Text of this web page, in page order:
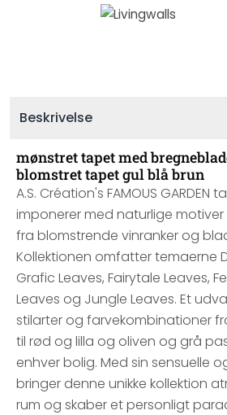
Beskrivelse
mønstret tapet med
blomstret tapet gul blå brun
A.S. Création's FAMOUS GARDEN
imponerer med naturlige
fra blomstrende vinranker og
Kollektionen omfatter temaerne
Grafic Leaves, Fairytale Leaves,
Leaves og Jungle Leaves. Et
stilarter og farvekombinationer
til rød og lilla og oliven og grå
enhver bolig. Med sin sensuelle
bringer denne unikke kollektion
rum og skaber et personligt